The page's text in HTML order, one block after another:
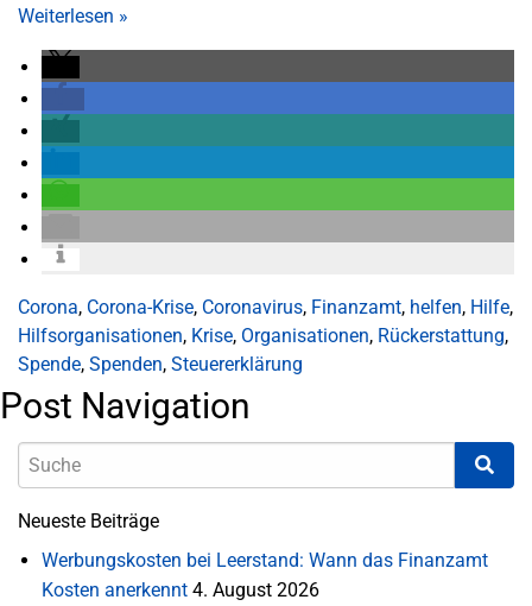
Weiterlesen »
Corona, Corona-Krise, Coronavirus, Finanzamt, helfen, Hilfe,
Hilfsorganisationen, Krise, Organisationen, Rückerstattung,
Spende, Spenden, Steuererklärung
Post Navigation
Neueste Beiträge
Werbungskosten bei Leerstand: Wann das Finanzamt
Kosten anerkennt 4. August 2026